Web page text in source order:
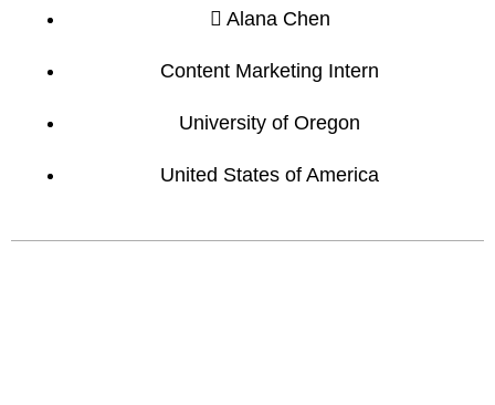
Alana Chen
Content Marketing Intern
University of Oregon
United States of America